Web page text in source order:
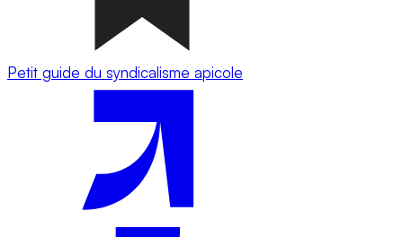
Petit guide du syndicalisme apicole